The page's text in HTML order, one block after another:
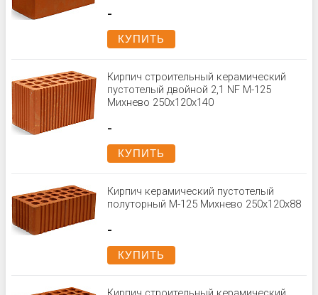
-
КУПИТЬ
Кирпич строительный керамический
пустотелый двойной 2,1 NF М-125
Михнево 250x120x140
-
КУПИТЬ
Кирпич керамический пустотелый
полуторный М-125 Михнево 250x120x88
-
КУПИТЬ